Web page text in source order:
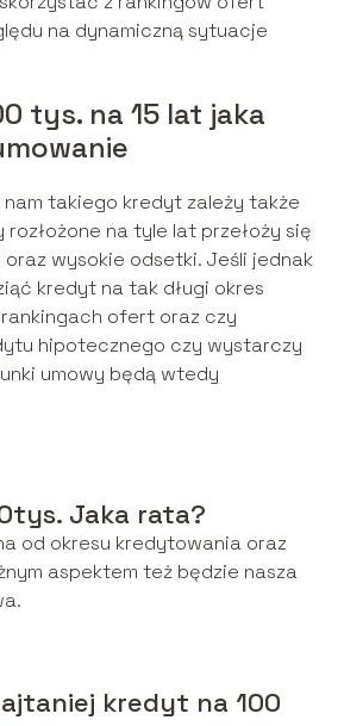
na dynamiczną sytuacje
tys. na 15 lat jaka
nam takiego kredyt zależy także
rozłożone na tyle lat przełoży się
wysokie odsetki. Jeśli jednak
kredyt na tak długi okres
ofert oraz czy
hipotecznego czy wystarczy
umowy będą wtedy
Jaka rata?
od okresu kredytowania oraz
aspektem też będzie nasza
kredyt na 100